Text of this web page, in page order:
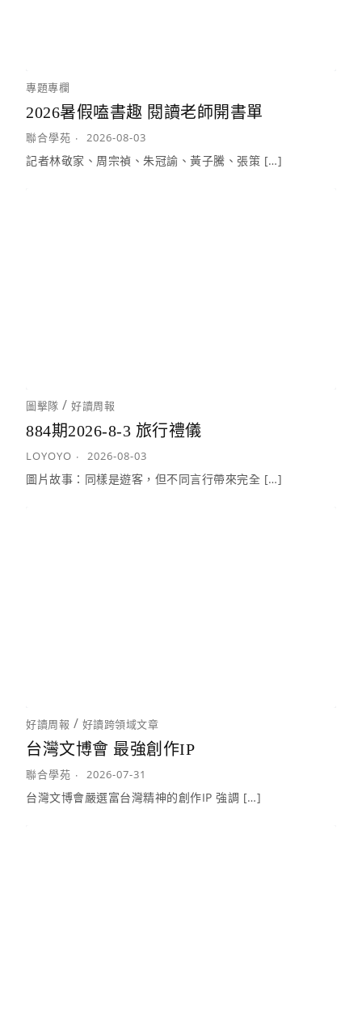
專題專欄
2026暑假嗑書趣 閱讀老師開書單
聯合學苑 2026-08-03
記者林敬家、周宗禎、朱冠諭、黃子騰、張策 […]
圖擊隊 /好讀周報
884期2026-8-3 旅行禮儀
LOYOYO 2026-08-03
圖片故事：同樣是遊客，但不同言行帶來完全 […]
好讀周報 / 好讀跨領域文章
台灣文博會 最強創作IP
聯合學苑 2026-07-31
台灣文博會嚴選富台灣精神的創作IP 強調 […]